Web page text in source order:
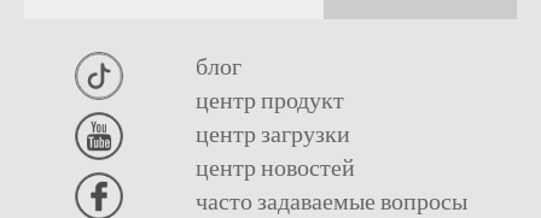
блог
центр продукт
центр загрузки
центр новостей
часто задаваемые вопросы